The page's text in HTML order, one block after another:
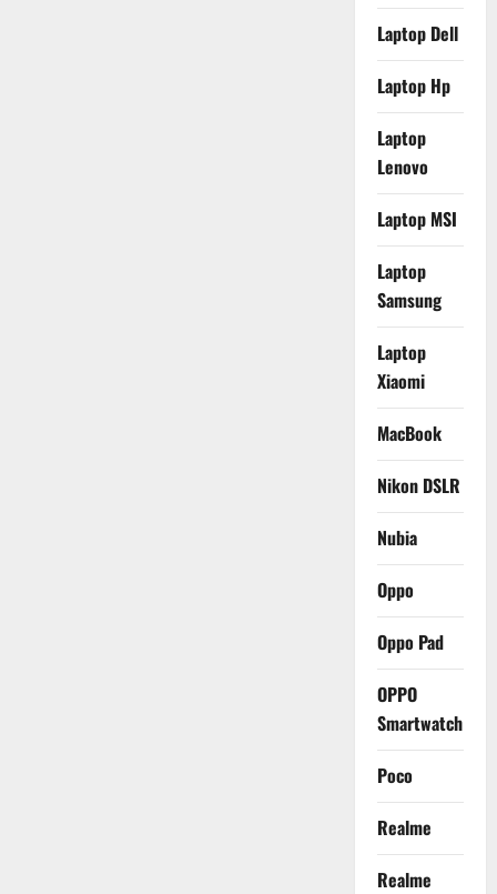
Laptop Dell
Laptop Hp
Laptop
Lenovo
Laptop MSI
Laptop
Samsung
Laptop
Xiaomi
MacBook
Nikon DSLR
Nubia
Oppo
Oppo Pad
OPPO
Smartwatch
Poco
Realme
Realme